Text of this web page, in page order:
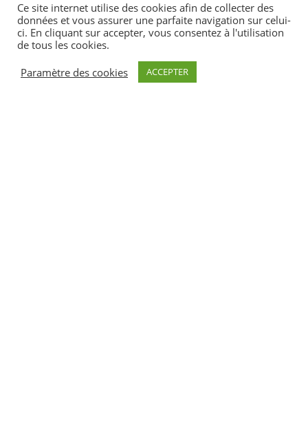
sommes et quels peuvent être nos blocages.
Formation Nouvelles thérapies avec les fleurs de Bach
d’après Dietmar Krämer
Ce site internet utilise des cookies afin de collecter des
données et vous assurer une parfaite navigation sur celui-
ci. En cliquant sur accepter, vous consentez à l'utilisation
de tous les cookies.
Paramètre des cookies
ACCEPTER